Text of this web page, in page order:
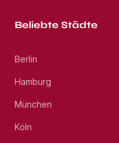
Beliebte Städte
Berlin
Hamburg
München
Köln